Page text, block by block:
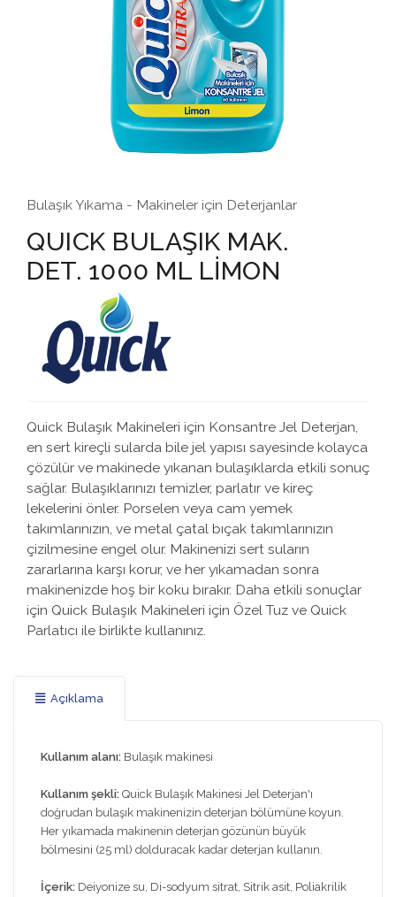
Bulaşık Yıkama - Makineler için Deterjanlar
QUICK BULAŞIK MAK.
DET. 1000 ML LİMON
Quick Bulaşık Makineleri için Konsantre Jel Deterjan,
en sert kireçli sularda bile jel yapısı sayesinde kolayca
çözülür ve makinede yıkanan bulaşıklarda etkili sonuç
sağlar. Bulaşıklarınızı temizler, parlatır ve kireç
lekelerini önler. Porselen veya cam yemek
takımlarınızın, ve metal çatal bıçak takımlarınızın
çizilmesine engel olur. Makinenizi sert suların
zararlarına karşı korur, ve her yıkamadan sonra
makinenizde hoş bir koku bırakır. Daha etkili sonuçlar
için Quick Bulaşık Makineleri için Özel Tuz ve Quick
Parlatıcı ile birlikte kullanınız.
Açıklama
Kullanım alanı: Bulaşık makinesi
Kullanım şekli: Quick Bulaşık Makinesi Jel Deterjan'ı
doğrudan bulaşık makinenizin deterjan bölümüne koyun.
Her yıkamada makinenin deterjan gözünün büyük
bölmesini (25 ml) dolduracak kadar deterjan kullanın.
İçerik: Deiyonize su, Di-sodyum sitrat, Sitrik asit, Poliakrilik